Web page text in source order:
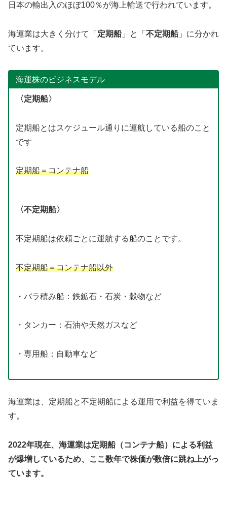
日本の輸出入のほぼ100％が海上輸送で行われています。
海運業は大きく分けて「 定期船」と「 不定期船」に分かれ
ています。
海運株のビジネスモデル
〈定期船〉
定期船とはスケジュール通りに運航している船のこと
です
定期船＝コンテナ船
〈不定期船〉
不定期船は依頼ごとに運航する船のことです。
不定期船＝コンテナ船以外
・バラ積み船：鉄鉱石・石炭・穀物など
・タンカー：石油や天然ガスなど
・専用船：自動車など
海運業は、定期船と不定期船による運用で利益を得ていま
す。
2022年現在、海運業は定期船（コンテナ船）による利益
が爆増しているため、ここ数年で株価が数倍に跳ね上がっ
ています。